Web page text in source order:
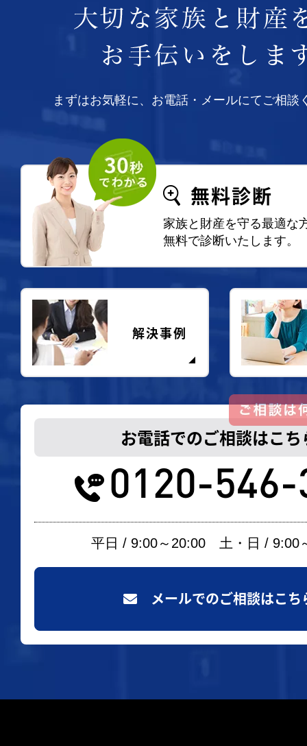
まずはお気軽に、お電話・メールにてご相談
無料診断
家族と財産を守る最適な
無料で診断いたします。
解決事例
お電話でのご相談はこち
0120-546-
平日 / 9:00～20:00 土・日 / 9:00
メールでのご相談はこち